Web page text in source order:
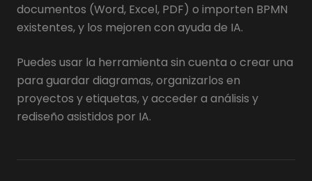
documentos (Word, Excel, PDF) o importen BPMN
existentes, y los mejoren con ayuda de IA.
Puedes usar la herramienta sin cuenta o crear una
para guardar diagramas, organizarlos en
proyectos y etiquetas, y acceder a análisis y
rediseño asistidos por IA.